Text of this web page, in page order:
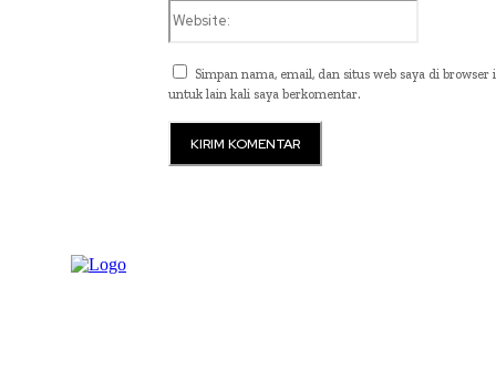
Simpan nama, email, dan situs web saya di browser
untuk lain kali saya berkomentar.